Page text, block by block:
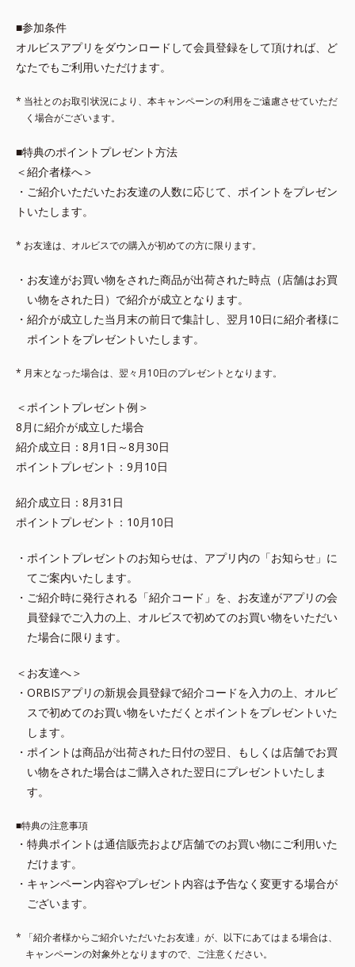
■参加条件
オルビスアプリをダウンロードして会員登録をして頂ければ、ど
なたでもご利用いただけます。
* 当社とのお取引状況により、本キャンペーンの利用をご遠慮させていただ
く場合がございます。
■特典のポイントプレゼント方法
＜紹介者様へ＞
・ご紹介いただいたお友達の人数に応じて、ポイントをプレゼン
トいたします。
* お友達は、オルビスでの購入が初めての方に限ります。
・お友達がお買い物をされた商品が出荷された時点（店舗はお買
い物をされた日）で紹介が成立となります。
・紹介が成立した当月末の前日で集計し、翌月10日に紹介者様に
ポイントをプレゼントいたします。
* 月末となった場合は、翌々月10日のプレゼントとなります。
＜ポイントプレゼント例＞
8月に紹介が成立した場合
紹介成立日：8月1日～8月30日
ポイントプレゼント：9月10日
紹介成立日：8月31日
ポイントプレゼント：10月10日
・ポイントプレゼントのお知らせは、アプリ内の「お知らせ」に
てご案内いたします。
・ご紹介時に発行される「紹介コード」を、お友達がアプリの会
員登録でご入力の上、オルビスで初めてのお買い物をいただい
た場合に限ります。
＜お友達へ＞
・ORBISアプリの新規会員登録で紹介コードを入力の上、オルビ
スで初めてのお買い物をいただくとポイントをプレゼントいた
します。
・ポイントは商品が出荷された日付の翌日、もしくは店舗でお買
い物をされた場合はご購入された翌日にプレゼントいたしま
す。
■特典の注意事項
・特典ポイントは通信販売および店舗でのお買い物にご利用いた
だけます。
・キャンペーン内容やプレゼント内容は予告なく変更する場合が
ございます。
* 「紹介者様からご紹介いただいたお友達」が、以下にあてはまる場合は、
キャンペーンの対象外となりますので、ご注意ください。